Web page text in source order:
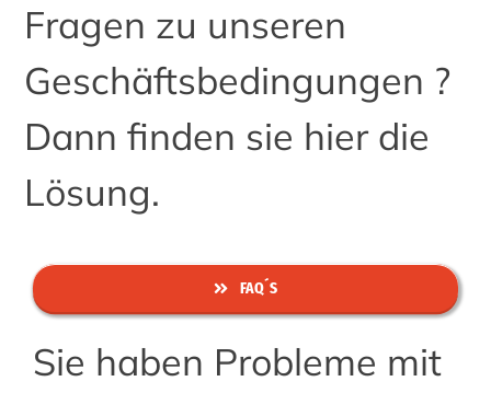
Fragen zu unseren
Geschäftsbedingungen ?
Dann finden sie hier die
Lösung.
FAQ´S
Sie haben Probleme mit